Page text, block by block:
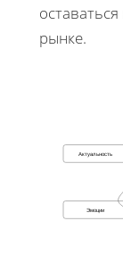
рынке.
Актуальность
Эмоции